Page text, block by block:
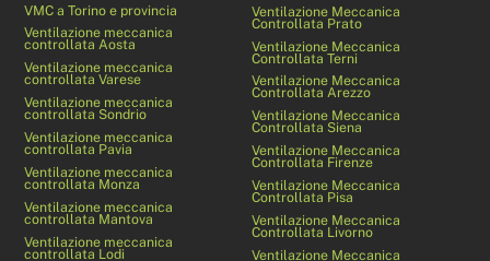
VMC a Torino e provincia
Ventilazione meccanica
controllata Aosta
Ventilazione meccanica
controllata Varese
Ventilazione meccanica
controllata Sondrio
Ventilazione meccanica
controllata Pavia
Ventilazione meccanica
controllata Monza
Ventilazione meccanica
controllata Mantova
Ventilazione meccanica
controllata Lodi
Ventilazione Meccanica
Controllata Prato
Ventilazione Meccanica
Controllata Terni
Ventilazione Meccanica
Controllata Arezzo
Ventilazione Meccanica
Controllata Siena
Ventilazione Meccanica
Controllata Firenze
Ventilazione Meccanica
Controllata Pisa
Ventilazione Meccanica
Controllata Livorno
Ventilazione Meccanica